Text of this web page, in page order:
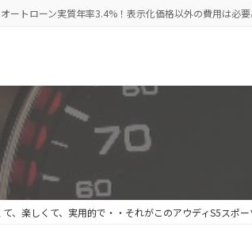
ートローン実質年率3.4%！表示化価格以外の費用は必要
て、楽しくて、実用的で・・それがこのアウディS5スポ